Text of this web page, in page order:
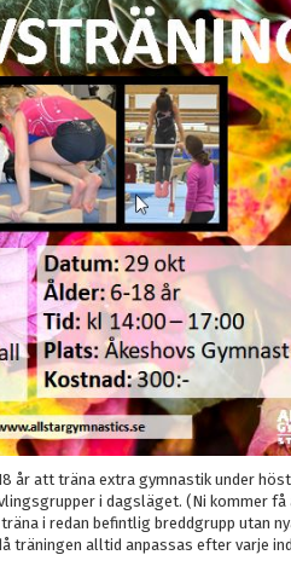
år att träna extra gymnastik under
i dagsläget. (Ni kommer få
i redan befintlig breddgrupp utan
träningen alltid anpassas efter varje